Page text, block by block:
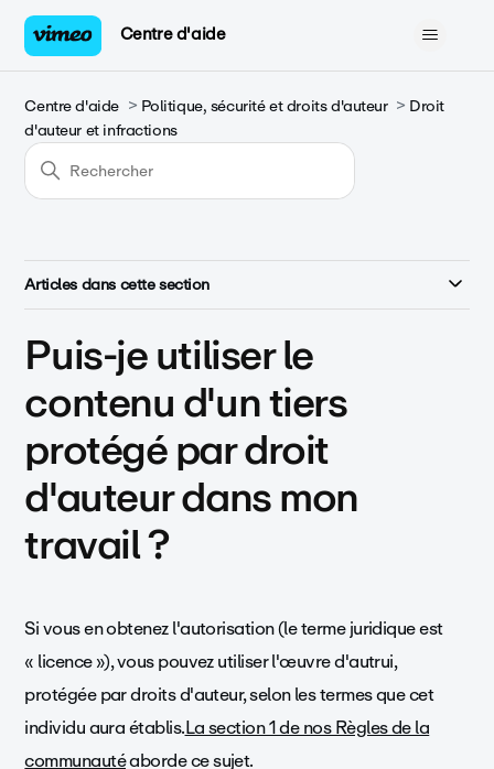
Centre d'aide
Centre d'aide Politique, sécurité et droits d'auteur
Droit
d'auteur et infractions
Articles dans cette section
Puis-je utiliser le
contenu d'un tiers
protégé par droit
d'auteur dans mon
travail ?
Si vous en obtenez l'autorisation (le terme juridique est
« licence »), vous pouvez utiliser l'œuvre d'autrui,
protégée par droits d'auteur, selon les termes que cet
individu aura établis.La section 1 de nos Règles de la
communautéaborde ce sujet.